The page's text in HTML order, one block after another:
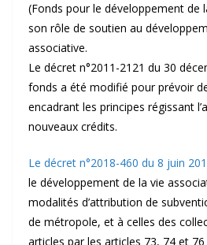
(Fonds pour le développement de
son rôle de soutien au
associative.
Le décret n°2011-2121 du 30
fonds a été modifié pour prévoir
encadrant les principes régissant
nouveaux crédits.
Le décret n°2018-460 du 8 juin
le développement de la vie
modalités d’attribution de
de métropole, et à celles des
articles par les articles 73, 74 et